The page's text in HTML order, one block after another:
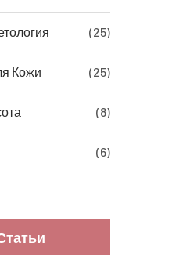
(25)
Кожи (25)
(8)
(6)